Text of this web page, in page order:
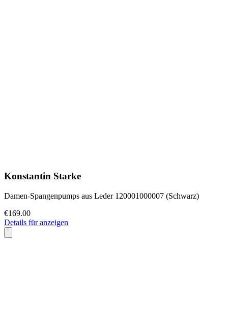
Konstantin Starke
Damen-Spangenpumps aus Leder 120001000007 (Schwarz)
€169.00
Details für anzeigen